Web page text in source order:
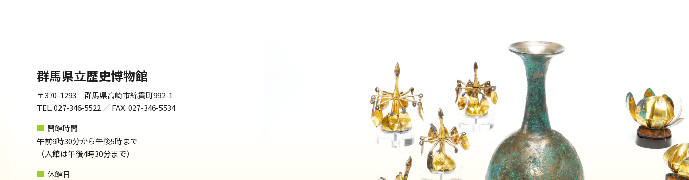
群馬県立歴史博物館
〒370-1293 群馬県高崎市綿貫町992-1
TEL. 027-346-5522 ／ FAX. 027-346-5534
■ 開館時間
午前9時30分から午後5時まで
（⼊館は午後4時30分まで）
■ 休館日